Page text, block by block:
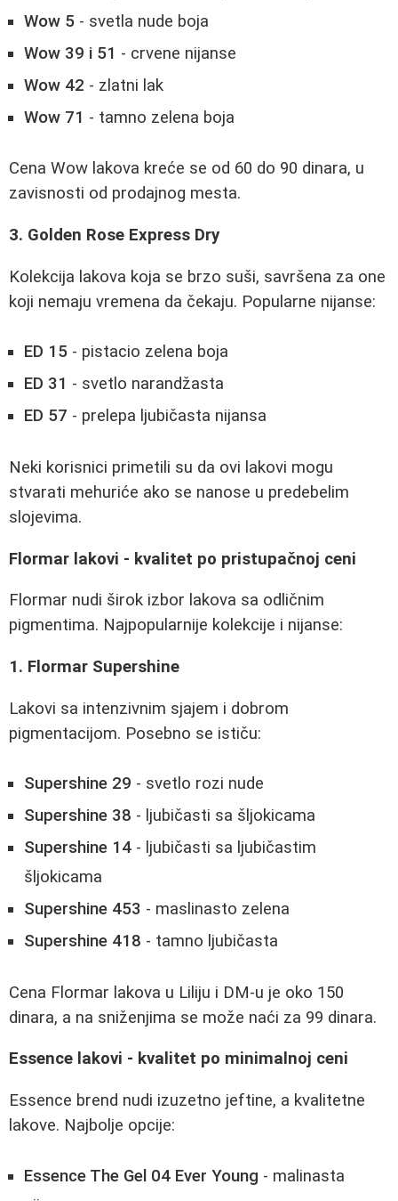
Wow 5 - svetla nude boja
Wow 39 i 51 - crvene nijanse
Wow 42 - zlatni lak
Wow 71 - tamno zelena boja
Cena Wow lakova kreće se od 60 do 90 dinara, u
zavisnosti od prodajnog mesta.
3. Golden Rose Express Dry
Kolekcija lakova koja se brzo suši, savršena za one
koji nemaju vremena da čekaju. Popularne nijanse:
ED 15 - pistacio zelena boja
ED 31 - svetlo narandžasta
ED 57 - prelepa ljubičasta nijansa
Neki korisnici primetili su da ovi lakovi mogu
stvarati mehuriće ako se nanose u predebelim
slojevima.
Flormar lakovi - kvalitet po pristupačnoj ceni
Flormar nudi širok izbor lakova sa odličnim
pigmentima. Najpopularnije kolekcije i nijanse:
1. Flormar Supershine
Lakovi sa intenzivnim sjajem i dobrom
pigmentacijom. Posebno se ističu:
Supershine 29 - svetlo rozi nude
Supershine 38 - ljubičasti sa šljokicama
Supershine 14 - ljubičasti sa ljubičastim
šljokicama
Supershine 453 - maslinasto zelena
Supershine 418 - tamno ljubičasta
Cena Flormar lakova u Liliju i DM-u je oko 150
dinara, a na sniženjima se može naći za 99 dinara.
Essence lakovi - kvalitet po minimalnoj ceni
Essence brend nudi izuzetno jeftine, a kvalitetne
lakove. Najbolje opcije:
Essence The Gel 04 Ever Young - malinasta